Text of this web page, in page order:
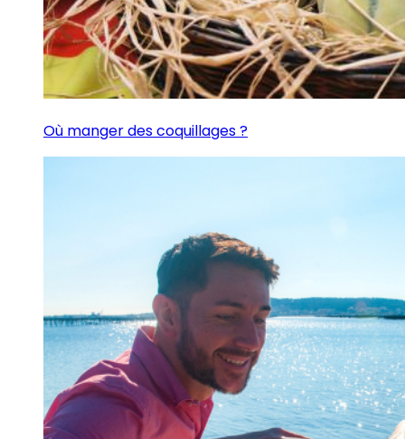
Où manger des coquillages ?